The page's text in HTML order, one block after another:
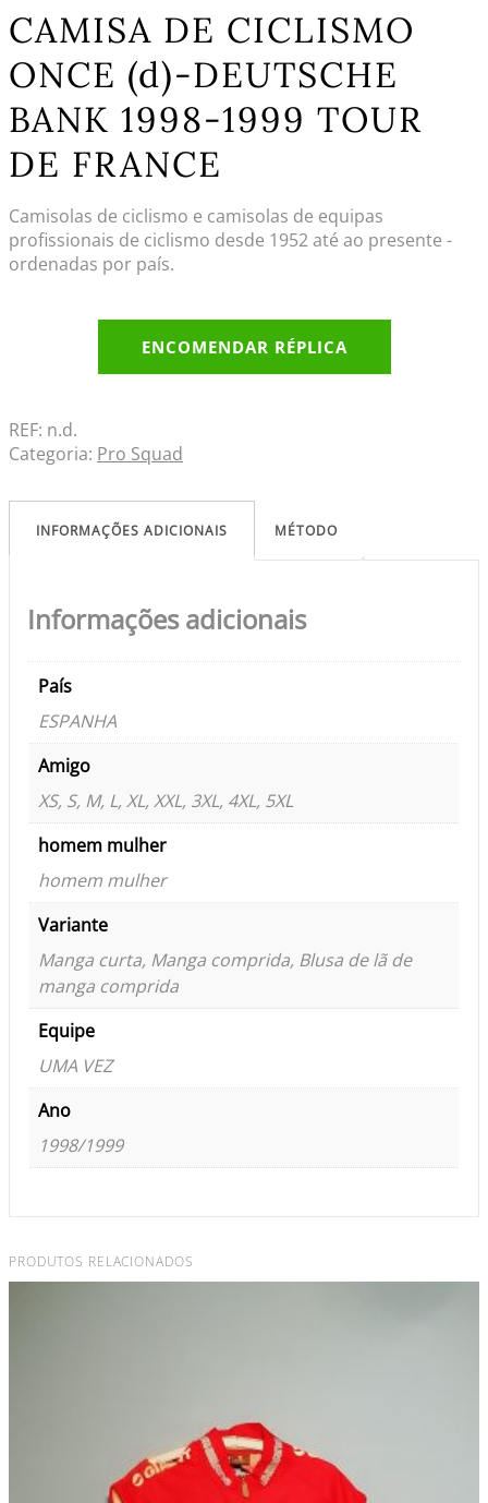
CAMISA DE CICLISMO
ONCE (d)-DEUTSCHE
BANK 1998-1999 TOUR
DE FRANCE
Camisolas de ciclismo e camisolas de equipas
profissionais de ciclismo desde 1952 até ao presente -
ordenadas por país.
ENCOMENDAR RÉPLICA
REF: n.d.
Categoria: Pro Squad
INFORMAÇÕES ADICIONAIS MÉTODO
Informações adicionais
País
ESPANHA
Amigo
XS, S, M, L, XL, XXL, 3XL, 4XL, 5XL
homem mulher
homem mulher
Variante
Manga curta, Manga comprida, Blusa de lã de
manga comprida
Equipe
UMA VEZ
Ano
1998/1999
PRODUTOS RELACIONADOS